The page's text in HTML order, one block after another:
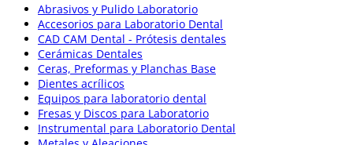
Abrasivos y Pulido Laboratorio
Accesorios para Laboratorio Dental
CAD CAM Dental - Prótesis dentales
Cerámicas Dentales
Ceras, Preformas y Planchas Base
Dientes acrílicos
Equipos para laboratorio dental
Fresas y Discos para Laboratorio
Instrumental para Laboratorio Dental